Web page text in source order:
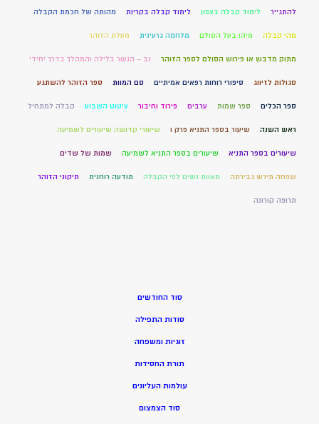
להתגייר לימוד קבלה בצפון לימוד קבלה בקריות מהותה של חכמת הקבלה
מהי קבלה מיהו בעל הסולם מלחמה גרעינית מעלת הזוהר
מתוק מדבש או פירוש הסולם לספר הזוהר נב – הנעור בלילה והמהלך בדרך יחידי
סגולות לזיווג סיפורי רוחות רפאים אמיתיים סם המוות ספר הזוהר להשתגע
ספר הכלים ספר שמות ערבים פירוד וחיבור ציטוט השבוע קבלה למתחיל
ראש השנה שיעור בספר התניא פרק ו שיעורי קדושה שיעורים לשמיעה
שיעורים בספר התניא שיעורים בספר התניא לשמיעה שמות של שדים
שפחה תירש גבירתה תאוות נשים לפי הקבלה תודעה רוחנית תיקוני הזוהר
תרופה קורונה
סוד החודשים
סודות התפילה
זוגיות ומשפחה
תורת החסידות
עולמות העליונים
סוד הצמצום